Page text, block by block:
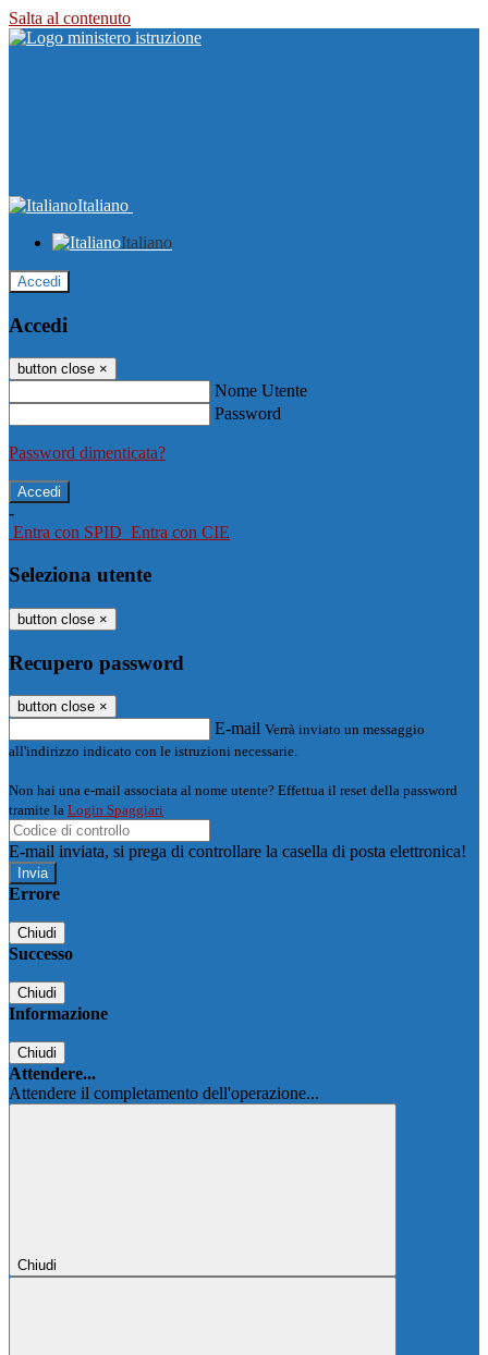
Salta al contenuto
Italiano
Italiano
Accedi
Accedi
button close ×
Nome Utente
Password
Password dimenticata?
-
Entra con SPID Entra con CIE
Seleziona utente
button close ×
Recupero password
button close ×
E-mail Verrà inviato un messaggio
all'indirizzo indicato con le istruzioni necessarie.
Non hai una e-mail associata al nome utente? Effettua il reset della password
tramite la Login Spaggiari
E-mail inviata, si prega di controllare la casella di posta elettronica!
Errore
Chiudi
Successo
Chiudi
Informazione
Chiudi
Attendere...
Attendere il completamento dell'operazione...
Chiudi